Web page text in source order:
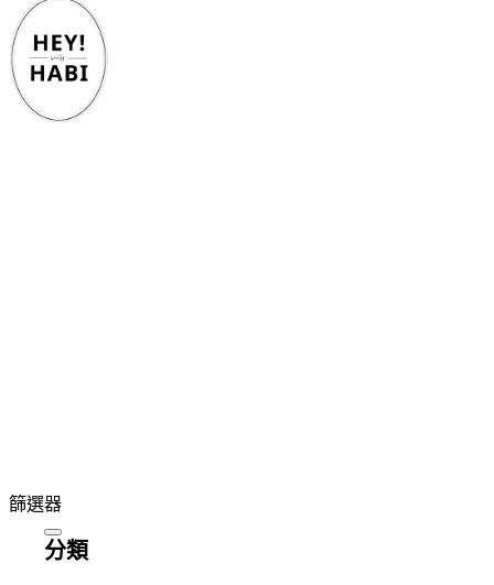
篩選器
分類